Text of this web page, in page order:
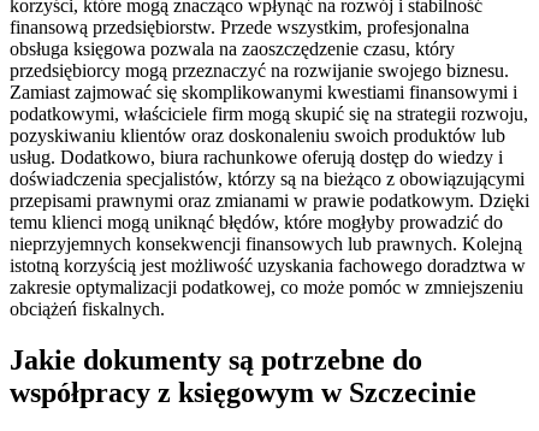
korzyści, które mogą znacząco wpłynąć na rozwój i stabilność
finansową przedsiębiorstw. Przede wszystkim, profesjonalna
obsługa księgowa pozwala na zaoszczędzenie czasu, który
przedsiębiorcy mogą przeznaczyć na rozwijanie swojego biznesu.
Zamiast zajmować się skomplikowanymi kwestiami finansowymi i
podatkowymi, właściciele firm mogą skupić się na strategii rozwoju,
pozyskiwaniu klientów oraz doskonaleniu swoich produktów lub
usług. Dodatkowo, biura rachunkowe oferują dostęp do wiedzy i
doświadczenia specjalistów, którzy są na bieżąco z obowiązującymi
przepisami prawnymi oraz zmianami w prawie podatkowym. Dzięki
temu klienci mogą uniknąć błędów, które mogłyby prowadzić do
nieprzyjemnych konsekwencji finansowych lub prawnych. Kolejną
istotną korzyścią jest możliwość uzyskania fachowego doradztwa w
zakresie optymalizacji podatkowej, co może pomóc w zmniejszeniu
obciążeń fiskalnych.
Jakie dokumenty są potrzebne do
współpracy z księgowym w Szczecinie